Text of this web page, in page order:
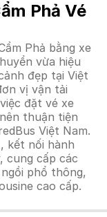
Phả Vé
Phả bằng xe
vừa hiệu
đẹp tại Việt
vị vận tải
đặt vé xe
thuận tiện
Việt Nam.
kết nối hành
cung cấp các
phổ thông,
cao cấp.